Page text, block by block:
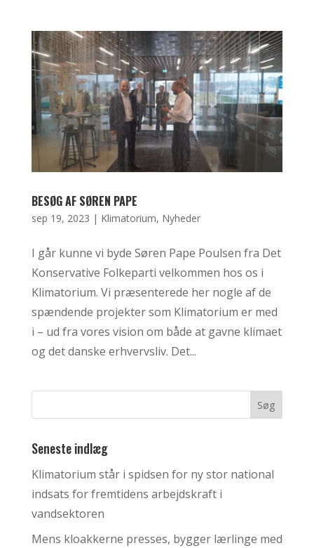
BESØG AF SØREN PAPE
sep 19, 2023 | Klimatorium, Nyheder
I går kunne vi byde Søren Pape Poulsen fra Det
Konservative Folkeparti velkommen hos os i
Klimatorium. Vi præsenterede her nogle af de
spændende projekter som Klimatorium er med
i – ud fra vores vision om både at gavne klimaet
og det danske erhvervsliv. Det...
Seneste indlæg
Klimatorium står i spidsen for ny stor national
indsats for fremtidens arbejdskraft i
vandsektoren
Mens kloakkerne presses, bygger lærlinge med